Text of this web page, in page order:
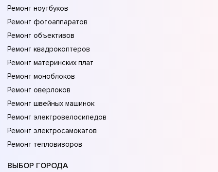
Ремонт ноутбуков
Ремонт фотоаппаратов
Ремонт объективов
Ремонт квадрокоптеров
Ремонт материнских плат
Ремонт моноблоков
Ремонт оверлоков
Ремонт швейных машинок
Ремонт электровелосипедов
Ремонт электросамокатов
Ремонт тепловизоров
ВЫБОР ГОРОДА